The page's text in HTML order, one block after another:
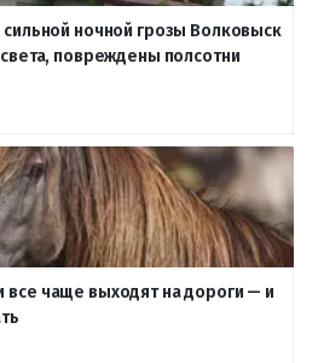
сильной ночной грозы Волковыск
повреждены полсотни
все чаще выходят на дороги — и